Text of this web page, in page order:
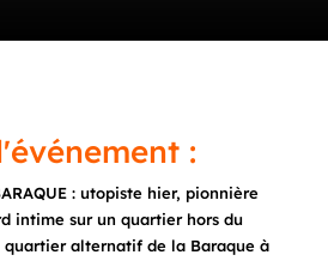
:
: utopiste hier, pionnière
intime sur un quartier hors du
quartier alternatif de la Baraque à